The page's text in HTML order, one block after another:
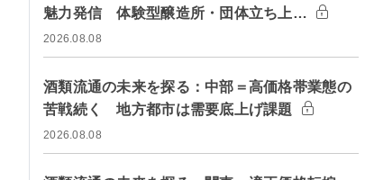
魅力発信 体験型醸造所・団体立ち上…
2026.08.08
酒類流通の未来を探る：中部＝高価格帯業態の
苦戦続く 地方都市は需要底上げ課題
2026.08.08